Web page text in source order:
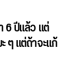
6 ปีแล้ว แต่
ๆ แต่ถ้าจะแก้